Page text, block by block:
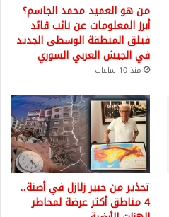
من هو العميد محمد الجاسم؟
أبرز المعلومات عن نائب قائد
فيلق المنطقة الوسطى الجديد
في الجيش العربي السوري
منذ 10 ساعات
تحذير من خبير زلازل في أضنة..
4 مناطق أكثر عرضة لمخاطر